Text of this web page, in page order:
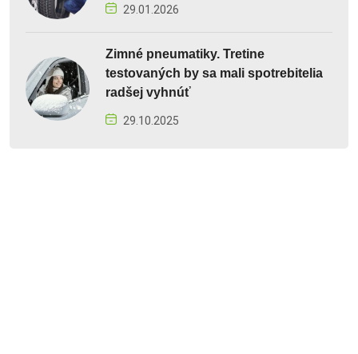
29.01.2026
Zimné pneumatiky. Tretine
testovaných by sa mali spotrebitelia
radšej vyhnúť
29.10.2025